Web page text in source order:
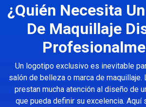
¿Quién Necesita
De Maquillaje
Un logotipo exclusivo es inevitable
salón de belleza o marca de maquillaje.
prestan mucha atención al diseño de
que pueda definir su excelencia. Aquí